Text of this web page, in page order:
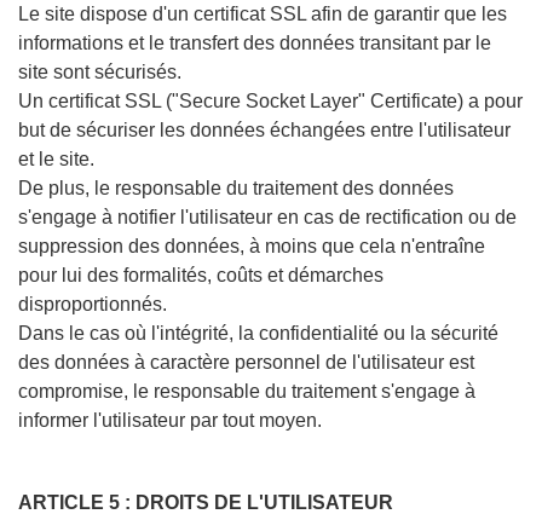
Le site dispose d'un certificat SSL afin de garantir que les
informations et le transfert des données transitant par le
site sont sécurisés.
Un certificat SSL ("Secure Socket Layer" Certificate) a pour
but de sécuriser les données échangées entre l'utilisateur
et le site.
De plus, le responsable du traitement des données
s'engage à notifier l'utilisateur en cas de rectification ou de
suppression des données, à moins que cela n'entraîne
pour lui des formalités, coûts et démarches
disproportionnés.
Dans le cas où l'intégrité, la confidentialité ou la sécurité
des données à caractère personnel de l'utilisateur est
compromise, le responsable du traitement s'engage à
informer l'utilisateur par tout moyen.
ARTICLE 5 : DROITS DE L'UTILISATEUR